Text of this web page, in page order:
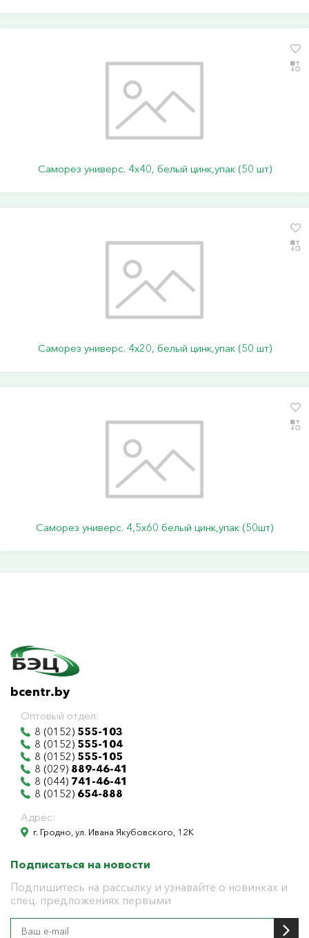
Саморез универс. 4х40, белый цинк,упак (50 шт)
Саморез универс. 4х20, белый цинк,упак (50 шт)
Саморез универс. 4,5х60 белый цинк,упак (50шт)
bcentr.by
Оптовый отдел:
8 (0152) 555-103
8 (0152) 555-104
8 (0152) 555-105
8 (029) 889-46-41
8 (044) 741-46-41
8 (0152) 654-888
Адрес:
г. Гродно, ул. Ивана Якубовского, 12К
Подписаться на новости
Подпишитесь на рассылку и узнавайте о новинках и
спец. предложениях первыми